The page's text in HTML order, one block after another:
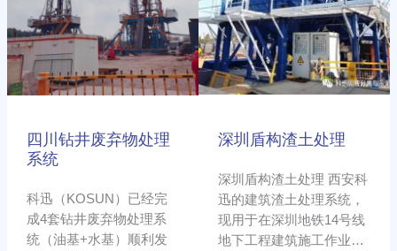
四川钻井废弃物处理
系统
科迅（KOSUN）已经完
成4套钻井废弃物处理系
统（油基+水基）顺利发
物
处
理
系
深圳盾构渣土处理
深圳盾构渣土处理 西安科
迅的建筑渣土处理系统，
现用于在深圳地铁14号线
地下工程建筑施工作业
土
处
理